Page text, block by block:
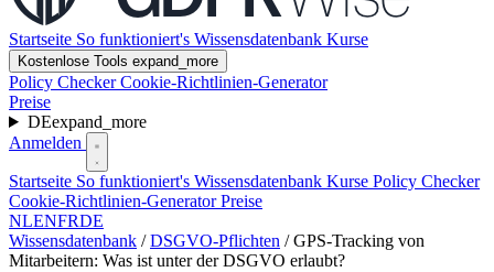
Startseite So funktioniert's Wissensdatenbank Kurse
Kostenlose Tools expand_more
Policy CheckerCookie-Richtlinien-Generator
Preise
DEexpand_more
Anmelden
Startseite So funktioniert's Wissensdatenbank Kurse Policy Checker
Cookie-Richtlinien-GeneratorPreise
NLENFRDE
Wissensdatenbank / DSGVO-Pflichten / GPS-Tracking von
Mitarbeitern: Was ist unter der DSGVO erlaubt?